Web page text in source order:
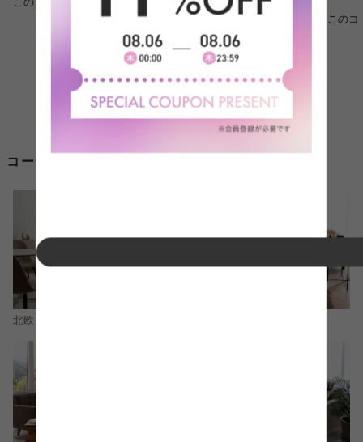
この
コーディネートから収納棚 アンティークを探す
北欧